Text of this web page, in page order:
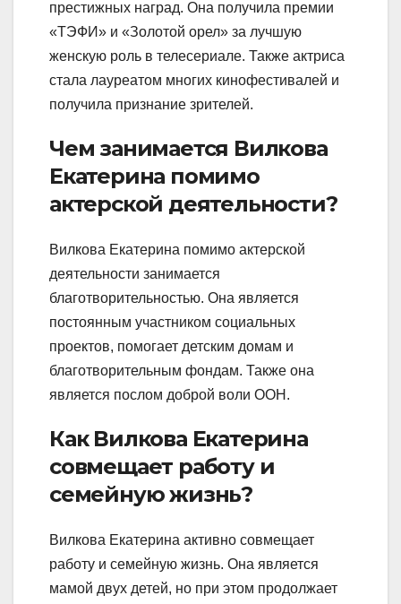
престижных наград. Она получила премии
«ТЭФИ» и «Золотой орел» за лучшую
женскую роль в телесериале. Также актриса
стала лауреатом многих кинофестивалей и
получила признание зрителей.
Чем занимается Вилкова
Екатерина помимо
актерской деятельности?
Вилкова Екатерина помимо актерской
деятельности занимается
благотворительностью. Она является
постоянным участником социальных
проектов, помогает детским домам и
благотворительным фондам. Также она
является послом доброй воли ООН.
Как Вилкова Екатерина
совмещает работу и
семейную жизнь?
Вилкова Екатерина активно совмещает
работу и семейную жизнь. Она является
мамой двух детей, но при этом продолжает